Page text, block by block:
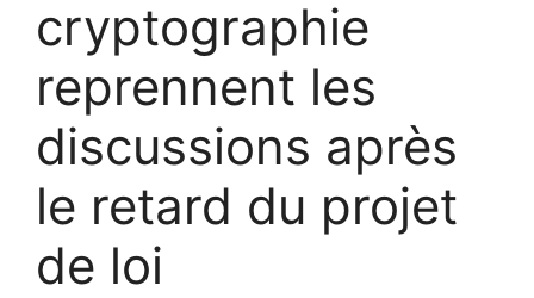
cryptographie
reprennent les
discussions après
le retard du projet
de loi